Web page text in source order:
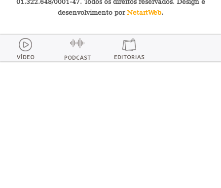
desenvolvimento porNetartWeb.
VÍDEO PODCAST EDITORIAS